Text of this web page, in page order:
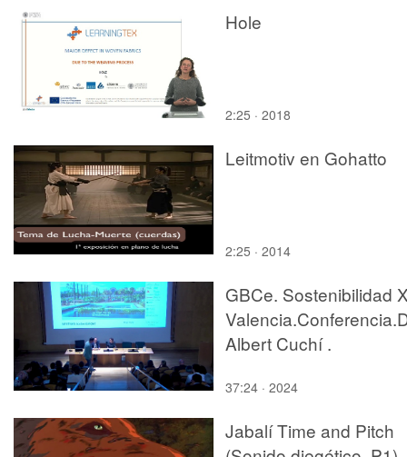
Hole
2:25 · 2018
Leitmotiv en Gohatto
2:25 · 2014
GBCe. Sostenibilidad
Albert Cuchí .
37:24 · 2024
Jabalí Time and Pitch